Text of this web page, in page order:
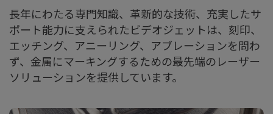
長年にわたる専門知識、革新的な技術、充実したサ
ポート能力に支えられたビデオジェットは、刻印、
エッチング、アニーリング、アブレーションを問わ
ず、金属にマーキングするための最先端のレーザー
ソリューションを提供しています。